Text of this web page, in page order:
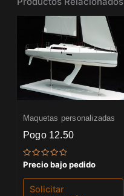
Maquetas personalizadas
Pogo 12.50
Valorado
0
de
Precio bajo pedido
Solicitar